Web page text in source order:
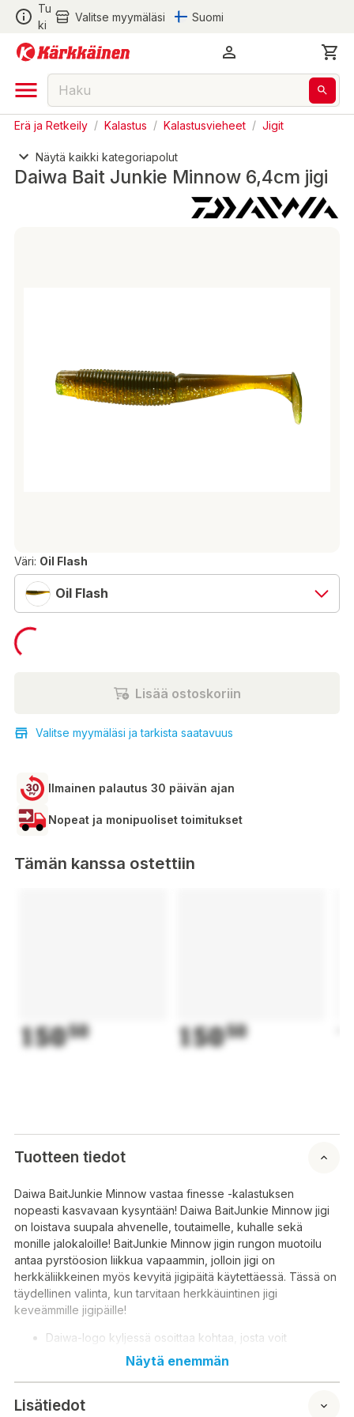
Tu
ki
Valitse myymäläsi Suomi
Erä ja Retkeily / Kalastus / Kalastusvieheet / Jigit
Näytä kaikki kategoriapolut
Daiwa Bait Junkie Minnow 6,4cm jigi
Väri: Oil Flash
Oil Flash
4,50 €
Lisää ostoskoriin
Valitse myymäläsi ja tarkista saatavuus
Ilmainen palautus 30 päivän ajan
Nopeat ja monipuoliset toimitukset
Tämän kanssa ostettiin
15050 15050
Tuotteen tiedot
Daiwa BaitJunkie Minnow vastaa finesse -kalastuksen
nopeasti kasvavaan kysyntään! Daiwa BaitJunkie Minnow jigi
on loistava suupala ahvenelle, toutaimelle, kuhalle sekä
monille jalokaloille! BaitJunkie Minnow jigin rungon muotoilu
antaa pyrstöosion liikkua vapaammin, jolloin jigi on
herkkäliikkeinen myös kevyitä jigipäitä käytettäessä. Tässä on
täydellinen valinta, kun tarvitaan herkkäuintinen jigi
keveämmille jigipäille!
Daiwa-logo kyljessä osoittaa kohtaa, josta voit
tarvittaessa lyhentää jigiä ilman, että sen uinti kärsii
Baitjunkie toimii loistavasti suola- ja makeavedessä
ELASTOMAX -materiaali antaa jigille uskomattoman
venyvyyden ja kimmoisuuden jotenka liike on erityisen
Näytä enemmän
Lisätiedot